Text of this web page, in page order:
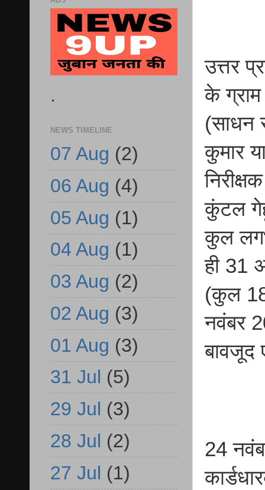
उत्तर
के
(साधन
कुमार
कुंटल
कुल
ही 31
(कुल
नवंबर
बावजूद
24
.
NEWS TIMELINE
07 Aug (2)
06 Aug (4)
05 Aug (1)
04 Aug (1)
03 Aug (2)
02 Aug (3)
01 Aug (3)
31 Jul (5)
29 Jul (3)
28 Jul (2)
27 Jul (1)